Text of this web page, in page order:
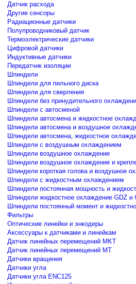
Датчик расхода
Другие сенсоры
Радиационные датчики
Полупроводниковый датчик
Термоэлектрические датчики
Цифровой датчики
Индуктивные датчики
Передатчик изоляции
Шпиндели
Шпиндели для пильного диска
Шпиндели для сверления
Шпиндели без принудительного
Шпиндели с автосменой
Шпиндели автосмена и жидкостное
Шпиндели автосмена и воздушное
Шпиндели автосмена, жидкостное
Шпиндели с воздушным охлаждением
Шпиндели воздушное охлаждение
Шпиндели воздушное охлаждение и
Шпиндели короткая голова и воздушное
Шпиндели с жидкостным охлаждением
Шпиндели постоянная мощность и
Шпиндели жидкостное охлаждение GDZ и
Шпиндели постоянный момент и
Фильтры
Оптические линейки и энкодеры
Аксессуары к датчиками и линейкам
Датчик линейных перемещений MKT
Датчик линейных перемещений MT
Датчики вращения
Датчики угла
Датчики угла ENC125